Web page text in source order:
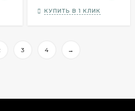
КУПИТЬ В 1 КЛИК
3 4 →